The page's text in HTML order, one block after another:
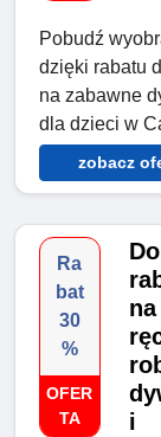
Pobudź
dzięki rabatu
na zabawne
dla dzieci w
zobacz
Ra
bat
30
%
OFER
TA
na
i